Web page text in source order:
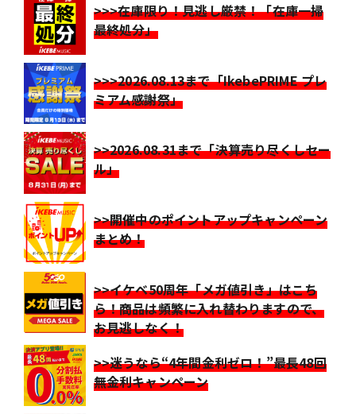
>>>在庫限り！見逃し厳禁！「在庫一掃
最終処分」
>>>2026.08.13まで「IkebePRIME プレ
ミアム感謝祭」
>>2026.08.31まで「決算売り尽くしセー
ル」
>>開催中のポイントアップキャンペーン
まとめ！
>>イケベ50周年「メガ値引き」はこち
ら！商品は頻繁に入れ替わりますので、
お見逃しなく！
>>迷うなら“4年間金利ゼロ！”最長48回
無金利キャンペーン